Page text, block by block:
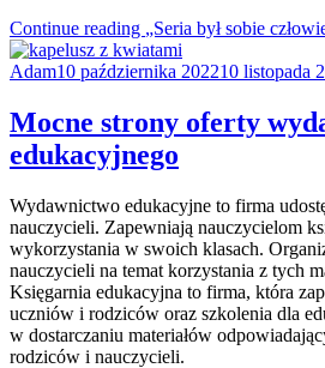
Continue reading „Seria był sobie
Adam10 października 202210 listopada
Mocne strony oferty
edukacyjnego
Wydawnictwo edukacyjne to firma
nauczycieli. Zapewniają nauczycielom
wykorzystania w swoich klasach.
nauczycieli na temat korzystania z tych
Księgarnia edukacyjna to firma, która
uczniów i rodziców oraz szkolenia dla
w dostarczaniu materiałów
rodziców i nauczycieli.